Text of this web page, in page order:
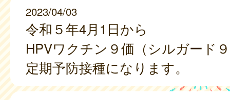
2023/04/03
令和５年4月1日から
HPVワクチン９価（シルガード
定期予防接種になります。